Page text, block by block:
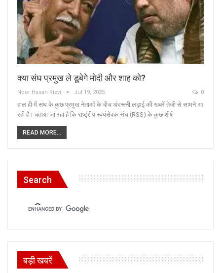
क्या संघ प्रमुख ले डूबेगे मोदी और शाह को?
Noor Hasan Rizvi Jul 19, 2025 0
हाल ही में संघ के कुछ प्रमुख नेताओं के बीच अंदरूनी लड़ाई की खबरें तेजी से सामने आ
रही हैं। बताया जा रहा है कि राष्ट्रीय स्वयंसेवक संघ (RSS) के कुछ शीर्ष
READ MORE...
Search
बड़ी खबरें